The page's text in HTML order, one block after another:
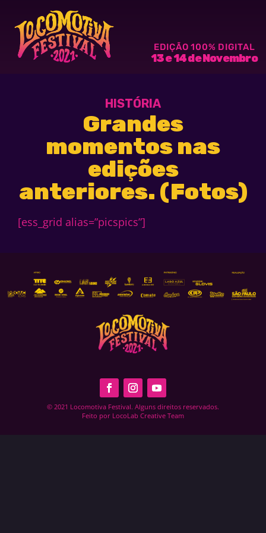
EDIÇÃO 100% DIGITAL
13 e 14 de Novembro
HISTÓRIA
Grandes
momentos nas
edições
anteriores. (Fotos)
[ess_grid alias=”picspics”]
© 2021 Locomotiva Festival. Alguns direitos reservados.
Feito por LocoLab Creative Team